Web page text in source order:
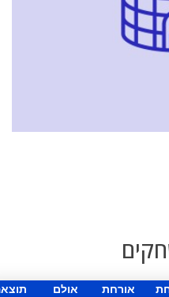
אורחת אולם